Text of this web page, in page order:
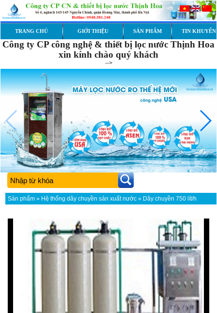
TRANG CHỦ GIỚI THIỆU SẢN PHẨM TIN
Công ty CP công nghệ & thiết bị lọc nước Thịnh Hoa
xin kính chào quý khách
-->
Sản phẩm » Hệ thống dây chuyền sản xuất nước » Dây chuyền 750 lít/h